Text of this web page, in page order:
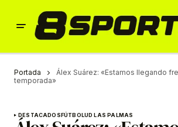
Portada
Álex Suárez: «Estamos llegando
temporada»
DESTACADOSFÚTBOLUD LAS PALMAS